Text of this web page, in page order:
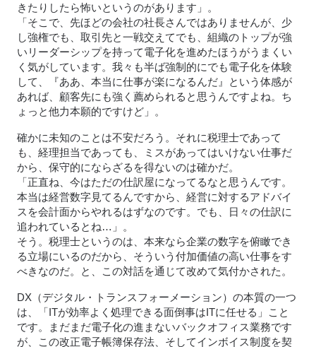
きたりしたら怖いというのがあります」。
「そこで、先ほどの会社の社長さんではありませんが、少
し強権でも、取引先と一戦交えてでも、組織のトップが強
いリーダーシップを持って電子化を進めたほうがうまくい
く気がしています。我々も半ば強制的にでも電子化を体験
して、『ああ、本当に仕事が楽になるんだ』という体感が
あれば、顧客先にも強く薦められると思うんですよね。ち
ょっと他力本願的ですけど」。
確かに未知のことは不安だろう。それに税理士であって
も、経理担当であっても、ミスがあってはいけない仕事だ
から、保守的にならざるを得ないのは確かだ。
「正直ね、今はただの仕訳屋になってるなと思うんです。
本当は経営数字見てるんですから、経営に対するアドバイ
スを会計面からやれるはずなのです。でも、日々の仕訳に
追われているとね…」。
そう。税理士というのは、本来なら企業の数字を俯瞰でき
る立場にいるのだから、そういう付加価値の高い仕事をす
べきなのだ。と、この対話を通じて改めて気付かされた。
DX（デジタル・トランスフォーメーション）の本質の一つ
は、「ITが効率よく処理できる面倒事はITに任せる」こと
です。まだまだ電子化の進まないバックオフィス業務です
が、この改正電子帳簿保存法、そしてインボイス制度を契